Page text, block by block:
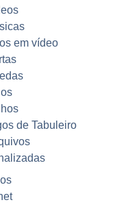
em vídeo
de Tabuleiro